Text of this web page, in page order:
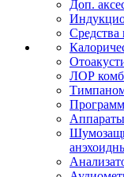
Доп.
Средства
ЛОР